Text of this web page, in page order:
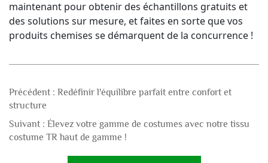
des solutions sur mesure, et faites en sorte que vos
produits chemises se démarquent de la concurrence !
Précédent : Redéfinir l'équilibre parfait entre confort et
structure
Suivant : Élevez votre gamme de costumes avec notre tissu
costume TR haut de gamme !